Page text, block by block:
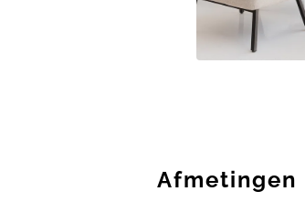
Afmetingen